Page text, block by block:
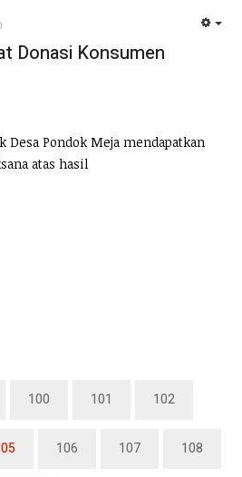
Donasi Konsumen
Desa Pondok Meja mendapatkan
atas hasil
100 101 102
106 107 108